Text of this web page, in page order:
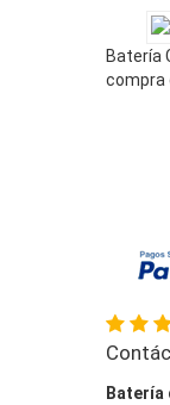
Batería
compra
Batería